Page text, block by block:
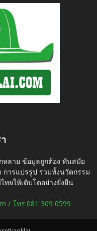
หลาย ข้อมูลถูกต้อง ทันสมัย
การแปรรูป รวมทั้งนวัตกรรม
ทยให้เติบโตอย่างยั่งยืน
/ โทร.081 309 0599